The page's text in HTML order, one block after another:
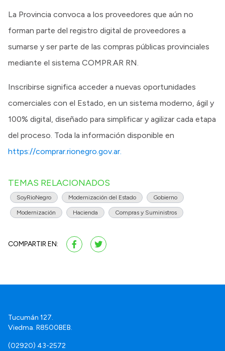
La Provincia convoca a los proveedores que aún no
forman parte del registro digital de proveedores a
sumarse y ser parte de las compras públicas provinciales
mediante el sistema COMPR.AR RN.
Inscribirse significa acceder a nuevas oportunidades
comerciales con el Estado, en un sistema moderno, ágil y
100% digital, diseñado para simplificar y agilizar cada etapa
del proceso. Toda la información disponible en
https://comprar.rionegro.gov.ar.
TEMAS RELACIONADOS
SoyRioNegro Modernización del Estado Gobierno
Modernización Hacienda Compras y Suministros
COMPARTIR EN:
Tucumán 127.
Viedma. R8500BEB.
(02920) 43-2572